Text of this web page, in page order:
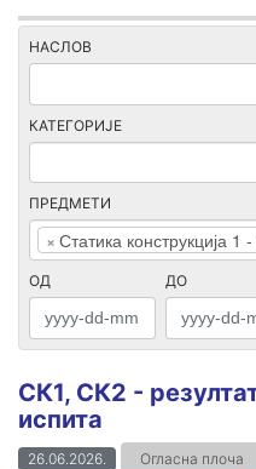
НАСЛОВ
КАТЕГОРИЈЕ
ПРЕДМЕТИ
× Статика конструкција 1
ОД ДО
СК1, СК2 -
испита
26.06.2026. Огласна плоча